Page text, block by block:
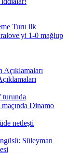
netleşti